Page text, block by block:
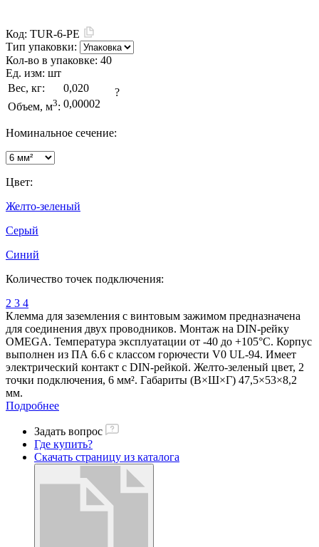
Код: TUR-6-PE
Тип упаковки:
Кол-во в упаковке: 40
Ед. изм: шт
Вес, кг:
0,020
Объем, м3: 0,00002
?
Номинальное сечение:
Цвет:
Желто-зеленый
Серый
Синий
Количество точек подключения:
2 3 4
Клемма для заземления с винтовым зажимом предназначена
для соединения двух проводников. Монтаж на DIN-рейку
OMEGA. Температура эксплуатации от -40 до +105°C. Корпус
выполнен из ПА 6.6 с классом горючести V0 UL-94. Имеет
электрический контакт с DIN-рейкой. Желто-зеленый цвет, 2
точки подключения, 6 мм². Габариты (В×Ш×Г) 47,5×53×8,2
мм.
Подробнее
Задать вопрос
Где купить?
Скачать страницу из каталога